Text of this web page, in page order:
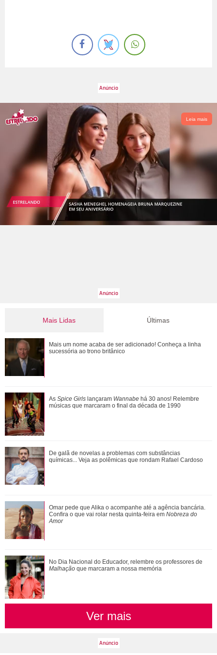
Leia mais
Mais Lidas
Michelle Yeoh, Ke Huy Quan, Morgan Freeman... Saiba
quem são os famosos que ganharam o Oscar...
Jojo Todynho faz novo procedimento estético para definir
pernas: Muito realizada
Ariana Grande faz desabafo em show sobre decisão de
pausar a carreira: Não foi uma reação...
Além de Ariana Grande, confira famosas que já foram
criticadas pelos corpos magros (e rebat...
Últimas
Mais um nome acaba de ser adicionado! Conheça a linha
sucessória ao trono britânico
As Spice Girls lançaram Wannabe há 30 anos! Relembre
músicas que marcaram o final da década de 1990
De galã de novelas a problemas com substâncias
químicas... Veja as polêmicas que rondam Rafael Cardoso
Omar pede que Alika o acompanhe até a agência bancária.
Confira o que vai rolar nesta quinta-feira em Nobreza do
Amor
No Dia Nacional do Educador, relembre os professores de
Malhação que marcaram a nossa memória
Ver mais